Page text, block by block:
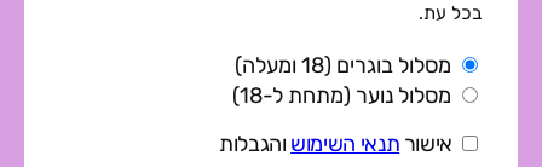
בכל עת.
מסלול בוגרים (18 ומעלה)
מסלול נוער (מתחת ל-18)
אישור תנאי השימוש והגבלות